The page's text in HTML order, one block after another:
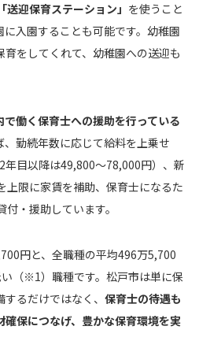
迎保育ステーション」 を使うこと
入園することも可能です。幼稚園
をしてくれて、幼稚園への送迎も
で働く保育士への援助を行っている
勤続年数に応じて給料を上乗せ
年目以降は49,800〜78,000円）、新
上限に家賃を補助、保育士になるた
・援助しています。
円と、全職種の平均496万5,700
（※1）職種です。松戸市は単に保
るだけではなく、 保育士の待遇も
保につなげ、豊かな保育環境を実